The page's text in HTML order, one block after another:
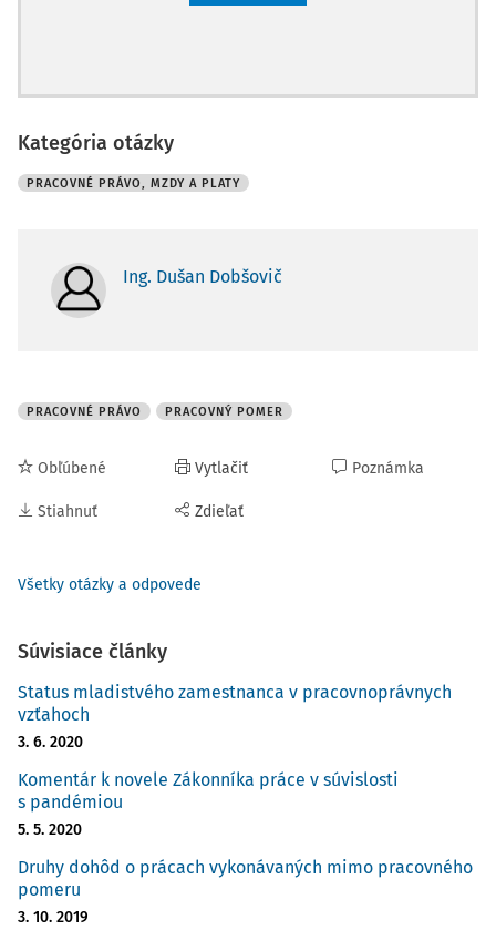
Kategória otázky
PRACOVNÉ PRÁVO, MZDY A PLATY
Ing. Dušan Dobšovič
PRACOVNÉ PRÁVO PRACOVNÝ POMER
Obľúbené
Stiahnuť
Vytlačiť
Zdieľať
Poznámka
Všetky otázky a odpovede
Súvisiace články
Status mladistvého zamestnanca v pracovnoprávnych
vzťahoch
3. 6. 2020
Komentár k novele Zákonníka práce v súvislosti
s pandémiou
5. 5. 2020
Druhy dohôd o prácach vykonávaných mimo pracovného
pomeru
3. 10. 2019